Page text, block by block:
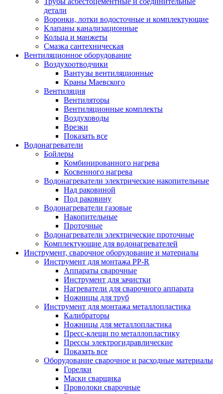
детали
Воронки, лотки водосточные и комплектующие
Клапаны канализационные
Кольца и манжеты
Смазка сантехническая
Вентиляционное оборудование
Воздухоотводчики
Вантузы вентиляционные
Краны Маевского
Вентиляция
Вентиляторы
Вентиляционные комплекты
Воздуховоды
Врезки
Показать все
Водонагреватели
Бойлеры
Комбинированного нагрева
Косвенного нагрева
Водонагреватели электрические накопительные
Над раковиной
Под раковину
Водонагреватели газовые
Накопительные
Проточные
Водонагреватели электрические проточные
Комплектующие для водонагревателей
Инструмент, сварочное оборудование и материалы
Инструмент для монтажа PP-R
Аппараты сварочные
Инструмент для зачистки
Нагреватели для сварочного аппарата
Ножницы для труб
Инструмент для монтажа металлопластика
Калибраторы
Ножницы для металлопластика
Пресс-клещи по металлопластику
Прессы электрогидравлические
Показать все
Оборудование сварочное и расходные материалы
Горелки
Маски сварщика
Проволоки сварочные